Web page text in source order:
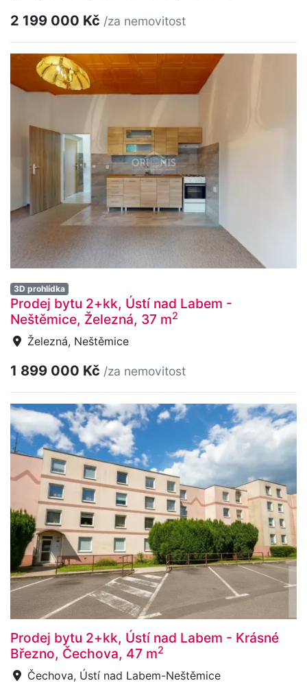
2 199 000 Kč /za nemovitost
3D prohlídka
Prodej bytu 2+kk, Ústí nad Labem -
Neštěmice, Železná, 37 m2
Železná, Neštěmice
1 899 000 Kč /za nemovitost
Prodej bytu 2+kk, Ústí nad Labem - Krásné
Březno, Čechova, 47 m2
Čechova, Ústí nad Labem-Neštěmice